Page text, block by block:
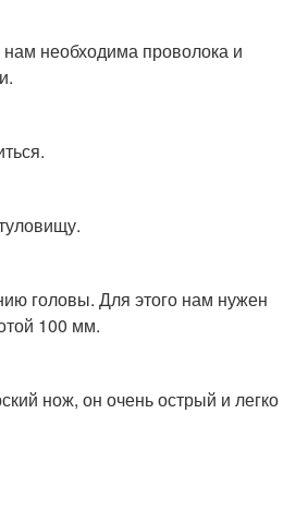
нам необходима проволока и
головы. Для этого нам нужен
100 мм.
нож, он очень острый и легко